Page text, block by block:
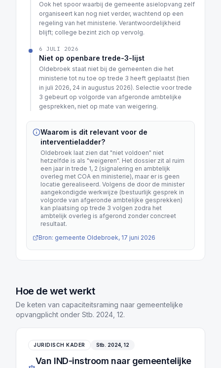
Ook het spoor waarbij de gemeente asielopvang zelf
organiseert kan nog niet verder, wachtend op een
regeling van het ministerie. Verantwoordelijkheid
blijft; college bezint zich op vervolg.
6 JULI 2026
Niet op openbare trede-3-lijst
Oldebroek staat niet bij de gemeenten die het
ministerie tot nu toe op trede 3 heeft geplaatst (tien
in juli 2026, 24 in augustus 2026). Selectie voor trede
3 gebeurt op volgorde van afgeronde ambtelijke
gesprekken, niet op mate van weigering.
Waarom is dit relevant voor de
interventieladder?
Oldebroek laat zien dat "niet voldoen" niet
hetzelfde is als "weigeren". Het dossier zit al ruim
een jaar in trede 1, 2 (signalering en ambtelijk
overleg met COA en ministerie), maar er is geen
locatie gerealiseerd. Volgens de door de minister
aangekondigde werkwijze (bestuurlijk gesprek in
volgorde van afgeronde ambtelijke gesprekken)
kan plaatsing op trede 3 volgen zodra het
ambtelijk overleg is afgerond zonder concreet
resultaat.
Bron: gemeente Oldebroek, 17 juni 2026
Hoe de wet werkt
De keten van capaciteitsraming naar gemeentelijke
opvangplicht onder Stb. 2024, 12.
JURIDISCH KADER Stb. 2024, 12
Van IND-instroom naar gemeentelijke